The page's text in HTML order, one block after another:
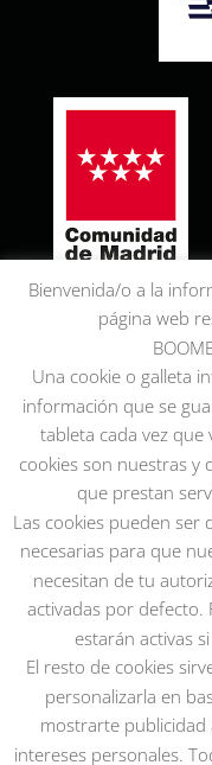
Bienvenida/o a la
página web
Una cookie o galleta
información que se
tableta cada vez que
cookies son nuestras y
que prestan
Las cookies pueden ser
necesarias para que
necesitan de tu
activadas por defecto.
estarán activas
El resto de cookies
personalizarla en
mostrarte publicidad
intereses personales.